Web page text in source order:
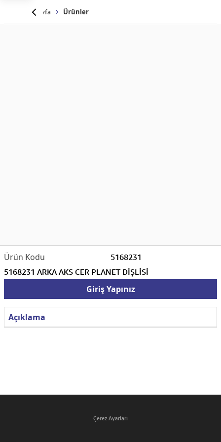
Anasayfa Ürünler
5168231
5168231 ARKA AKS CER PLANET DİŞLİSİ
Giriş Yapınız
Açıklama
Çerez Ayarları